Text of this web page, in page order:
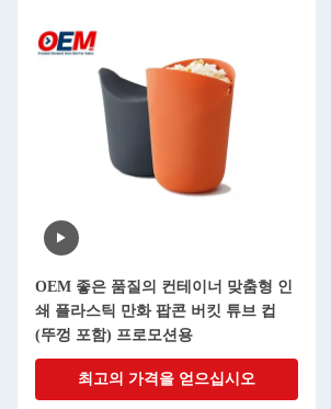
OEM 좋은 품질의 컨테이너 맞춤형 인
쇄 플라스틱 만화 팝콘 버킷 튜브 컵
(뚜껑 포함) 프로모션용
최고의 가격을 얻으십시오